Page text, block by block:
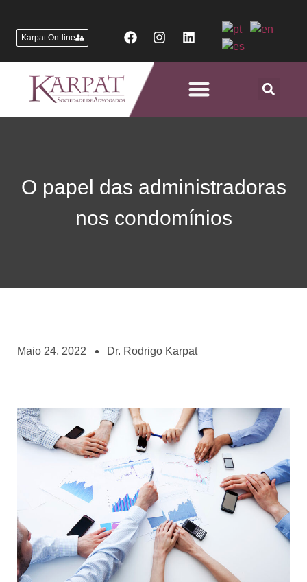
Karpat On-line
O papel das administradoras
nos condomínios
Maio 24, 2022 Dr. Rodrigo Karpat